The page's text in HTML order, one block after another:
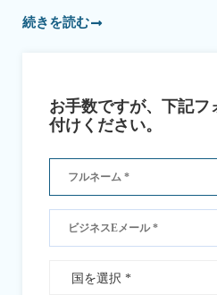
続きを読む
お手数ですが、下記フ
付けください。